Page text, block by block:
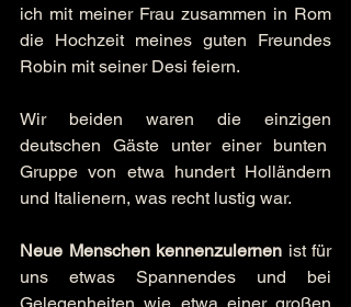
ich mit meiner Frau zusammen in Rom
die Hochzeit meines guten Freundes
Robin mit seiner Desi feiern.
Wir beiden waren die einzigen
deutschen Gäste unter einer bunten
Gruppe von etwa hundert Holländern
und Italienern, was recht lustig war.
Neue Menschen kennenzulernen ist für
uns etwas Spannendes und bei